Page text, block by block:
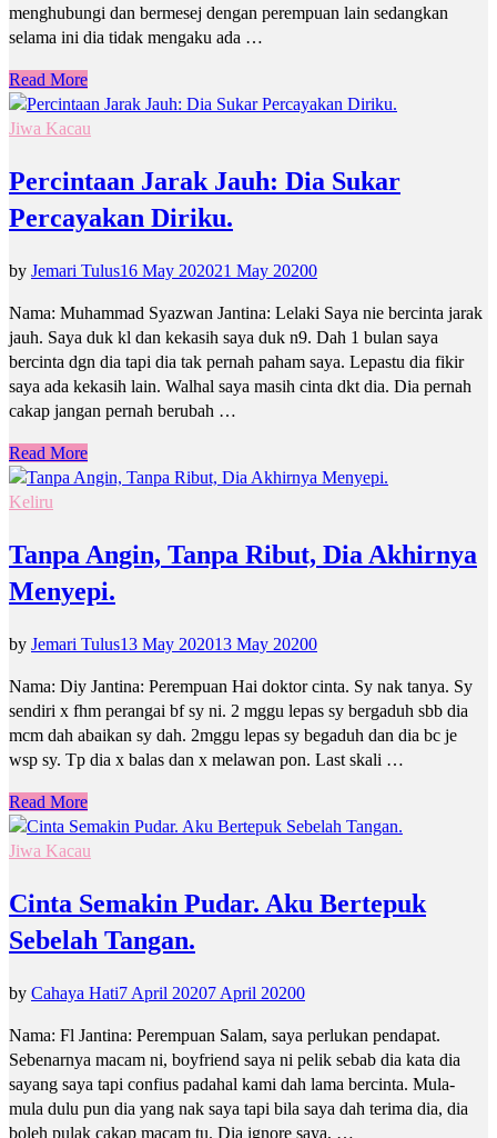
menghubungi dan bermesej dengan perempuan lain sedangkan
selama ini dia tidak mengaku ada …
Read More
Jiwa Kacau
Percintaan Jarak Jauh: Dia Sukar
Percayakan Diriku.
by Jemari Tulus16 May 202021 May 20200
Nama: Muhammad Syazwan Jantina: Lelaki Saya nie bercinta jarak
jauh. Saya duk kl dan kekasih saya duk n9. Dah 1 bulan saya
bercinta dgn dia tapi dia tak pernah paham saya. Lepastu dia fikir
saya ada kekasih lain. Walhal saya masih cinta dkt dia. Dia pernah
cakap jangan pernah berubah …
Read More
Keliru
Tanpa Angin, Tanpa Ribut, Dia Akhirnya
Menyepi.
by Jemari Tulus13 May 202013 May 20200
Nama: Diy Jantina: Perempuan Hai doktor cinta. Sy nak tanya. Sy
sendiri x fhm perangai bf sy ni. 2 mggu lepas sy bergaduh sbb dia
mcm dah abaikan sy dah. 2mggu lepas sy begaduh dan dia bc je
wsp sy. Tp dia x balas dan x melawan pon. Last skali …
Read More
Jiwa Kacau
Cinta Semakin Pudar. Aku Bertepuk
Sebelah Tangan.
by Cahaya Hati7 April 20207 April 20200
Nama: Fl Jantina: Perempuan Salam, saya perlukan pendapat.
Sebenarnya macam ni, boyfriend saya ni pelik sebab dia kata dia
sayang saya tapi confius padahal kami dah lama bercinta. Mula-
mula dulu pun dia yang nak saya tapi bila saya dah terima dia, dia
boleh pulak cakap macam tu. Dia ignore saya, …